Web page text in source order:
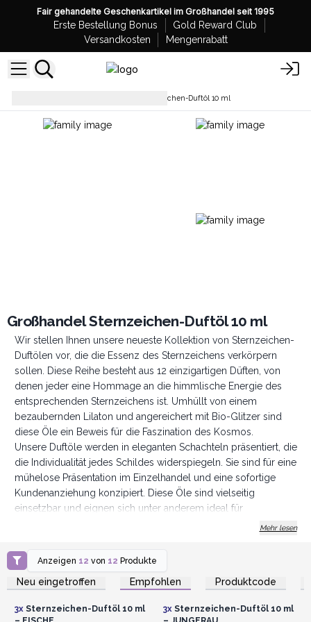
Fair gehandelte Geschenkartikel im Großhandel seit 1995
Erste Bestellung Bonus
Gold Reward Club
Versandkosten
Mengenrabatt
Großhandel Sternzeichen-Duftöl 10 ml
Großhandel Sternzeichen-Duftöl 10 ml
Wir stellen Ihnen unsere neueste Kollektion von Sternzeichen-
Duftölen vor, die die Essenz des Sternzeichens verkörpern
sollen. Diese Reihe besteht aus 12 einzigartigen Düften, von
denen jeder eine Hommage an die himmlische Energie des
entsprechenden Sternzeichens ist. Umhüllt von einem
bezaubernden Lilaton und angereichert mit Bio-Glitzer sind
diese Öle ein Beweis für die Faszination des Kosmos.
Unsere Duftöle werden in eleganten Schachteln präsentiert, die
die Individualität jedes Schildes widerspiegeln. Sie sind für eine
mühelose Präsentation im Einzelhandel und eine sofortige
Kundenanziehung konzipiert. Diese Öle sind vielseitig
einsetzbar und eignen sich unter anderem ideal für
Da die Astrologie weiterhin die Fantasie von Menschen auf der
ganzen Welt anregt, ist diese Sammlung eine zeitgemäße
Ergänzung Ihres Inventars. Mit einem attraktiven Preis und
Tierkreiszeichen inspirierten Duftöle nicht nur Produkte,
Mehr lesen
Anzeigen 12 von 12 Produkte
Neu eingetroffen Empfohlen Produktcode
Anmelden oder
Registrieren für
Großhandelspreise
3xSternzeichen-Duftöl 10 ml
Registrieren für
Großhandelspreise
3xSternzeichen-Duftöl 10 ml